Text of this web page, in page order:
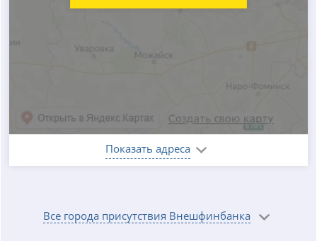
Показать адреса
Все города присутствия Внешфинбанка